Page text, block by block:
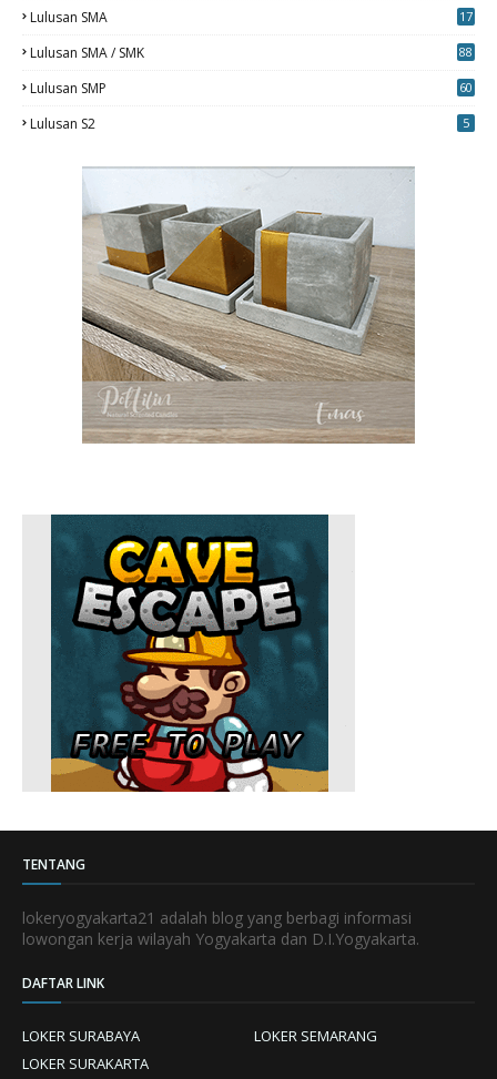
Lulusan SMA 17
Lulusan SMA / SMK
88
Lulusan SMP 60
Lulusan S2 5
TENTANG
lokeryogyakarta21 adalah blog yang berbagi informasi
lowongan kerja wilayah Yogyakarta dan D.I.Yogyakarta.
DAFTAR LINK
LOKER SURABAYA
LOKER SEMARANG
LOKER SURAKARTA